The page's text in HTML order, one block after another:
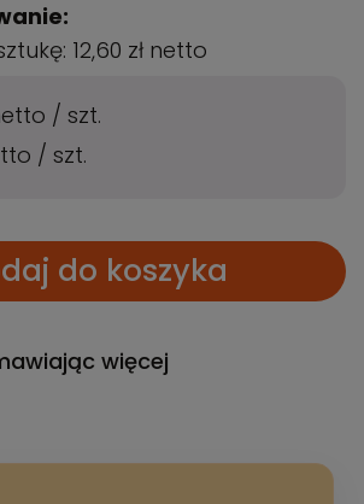
12,60 zł netto
/ szt.
/ szt.
do koszyka
więcej